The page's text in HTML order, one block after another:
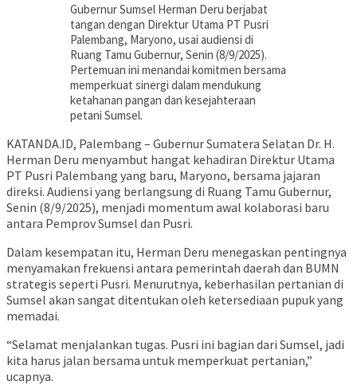
Gubernur Sumsel Herman Deru berjabat
tangan dengan Direktur Utama PT Pusri
Palembang, Maryono, usai audiensi di
Ruang Tamu Gubernur, Senin (8/9/2025).
Pertemuan ini menandai komitmen bersama
memperkuat sinergi dalam mendukung
ketahanan pangan dan kesejahteraan
petani Sumsel.
KATANDA.ID, Palembang – Gubernur Sumatera Selatan Dr. H.
Herman Deru menyambut hangat kehadiran Direktur Utama
PT Pusri Palembang yang baru, Maryono, bersama jajaran
direksi. Audiensi yang berlangsung di Ruang Tamu Gubernur,
Senin (8/9/2025), menjadi momentum awal kolaborasi baru
antara Pemprov Sumsel dan Pusri.
Dalam kesempatan itu, Herman Deru menegaskan pentingnya
menyamakan frekuensi antara pemerintah daerah dan BUMN
strategis seperti Pusri. Menurutnya, keberhasilan pertanian di
Sumsel akan sangat ditentukan oleh ketersediaan pupuk yang
memadai.
“Selamat menjalankan tugas. Pusri ini bagian dari Sumsel, jadi
kita harus jalan bersama untuk memperkuat pertanian,”
ucapnya.